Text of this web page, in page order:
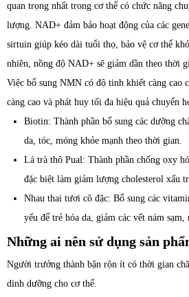
quan trọng nhất trong cơ thể có chức năng
lượng. NAD+ đảm bảo hoạt động của các
sirtuin giúp kéo dài tuổi thọ, bảo vệ cơ thể
nhiên, nồng độ NAD+ sẽ giảm dần theo thời
Việc bổ sung NMN có độ tinh khiết càng cao
càng cao và phát huy tối đa hiệu quả chuyển
Biotin: Thành phần bổ sung các dưỡng
da, tóc, móng khỏe mạnh theo thời gian.
Lá trà thô Pual: Thành phần chống oxy
đặc biệt làm giảm lượng cholesterol xấu
Nhau thai tươi cô đặc: Bổ sung các
yếu để trẻ hóa da, giảm các vết nám sạm,
Những ai nên sử dụng sản
Người trưởng thành bận rộn ít có thời gian
dinh dưỡng cho cơ thể.